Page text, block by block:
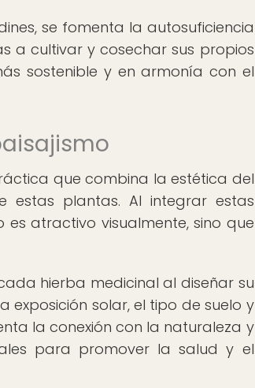
se fomenta la autosuficiencia
a cultivar y cosechar sus propios
sostenible y en armonía con el
que combina la estética del
estas plantas. Al integrar estas
atractivo visualmente, sino que
hierba medicinal al diseñar su
solar, el tipo de suelo y
la conexión con la naturaleza y
para promover la salud y el